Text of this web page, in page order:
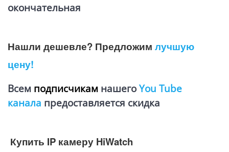
окончательная
Нашли дешевле? Предложим лучшую
цену!
Всем подписчикам нашего You Tube
канала предоставляется скидка
Купить IP камеру HiWatch